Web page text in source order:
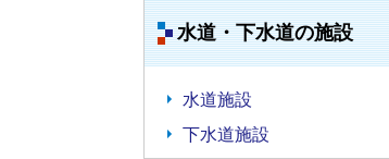
水道・下水道の施設
水道施設
下水道施設